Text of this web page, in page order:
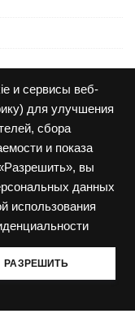
и сервисы веб-
для улучшения
сбора
и показа
вы
данных
использования
РАЗРЕШИТЬ